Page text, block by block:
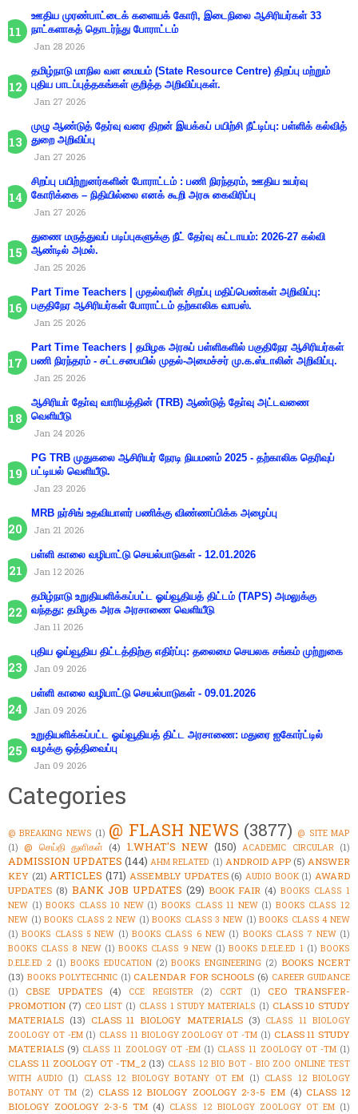
ஊதிய முரண்பாட்டைக் களையக் கோரி, இடைநிலை ஆசிரியர்கள் 33
நாட்களாகத் தொடர்ந்து போராட்டம்
Jan 28 2026
தமிழ்நாடு மாநில வள மையம் (State Resource Centre) திறப்பு மற்றும்
புதிய பாடப்புத்தகங்கள் குறித்த அறிவிப்புகள்.
Jan 27 2026
முழு ஆண்டுத் தேர்வு வரை திறன் இயக்கப் பயிற்சி நீட்டிப்பு: பள்ளிக் கல்வித்
துறை அறிவிப்பு
Jan 27 2026
சிறப்பு பயிற்றுனர்களின் போராட்டம் : பணி நிரந்தரம், ஊதிய உயர்வு
கோரிக்கை – நிதியில்லை எனக் கூறி அரசு கைவிரிப்பு
Jan 27 2026
துணை மருத்துவப் படிப்புகளுக்கு நீட் தேர்வு கட்டாயம்: 2026-27 கல்வி
ஆண்டில் அமல்.
Jan 25 2026
Part Time Teachers | முதல்வரின் சிறப்பு மதிப்பெண்கள் அறிவிப்பு:
பகுதிநேர ஆசிரியர்கள் போராட்டம் தற்காலிக வாபஸ்.
Jan 25 2026
Part Time Teachers | தமிழக அரசுப் பள்ளிகளில் பகுதிநேர ஆசிரியர்கள்
பணி நிரந்தரம் - சட்டசபையில் முதல்-அமைச்சர் மு.க.ஸ்டாலின் அறிவிப்பு.
Jan 25 2026
ஆசிரியா் தோ்வு வாரியத்தின் (TRB) ஆண்டுத் தோ்வு அட்டவணை
வெளியீடு
Jan 24 2026
PG TRB முதுகலை ஆசிரியர் நேரடி நியமனம் 2025 - தற்காலிக தெரிவுப்
பட்டியல் வெளியீடு.
Jan 23 2026
MRB நர்சிங் உதவியாளர் பணிக்கு விண்ணப்பிக்க அழைப்பு
Jan 21 2026
பள்ளி காலை வழிபாட்டு செயல்பாடுகள் - 12.01.2026
Jan 12 2026
தமிழ்நாடு உறுதியளிக்கப்பட்ட ஓய்வூதியத் திட்டம் (TAPS) அமலுக்கு
வந்தது: தமிழக அரசு அரசாணை வெளியீடு
Jan 11 2026
புதிய ஓய்வூதிய திட்டத்திற்கு எதிர்ப்பு: தலைமை செயலக சங்கம் முற்றுகை
Jan 09 2026
பள்ளி காலை வழிபாட்டு செயல்பாடுகள் - 09.01.2026
Jan 09 2026
உறுதியளிக்கப்பட்ட ஓய்வூதியத் திட்ட அரசாணை: மதுரை ஐகோர்ட்டில்
வழக்கு ஒத்திவைப்பு
Jan 09 2026
Categories
@ BREAKING NEWS (1) @ FLASH NEWS (3877) @ SITE MAP
(1) @ செய்தி துளிகள் (4) 1.WHAT'S NEW (150) ACADEMIC CIRCULAR (1)
ADMISSION UPDATES (144) AHM RELATED (1) ANDROID APP (5) ANSWER
KEY (21) ARTICLES (171) ASSEMBLY UPDATES (6) AUDIO BOOK (1) AWARD
UPDATES (8) BANK JOB UPDATES (29) BOOK FAIR (4) BOOKS CLASS 1
NEW (1) BOOKS CLASS 10 NEW (1) BOOKS CLASS 11 NEW (1) BOOKS CLASS 12
NEW (1) BOOKS CLASS 2 NEW (1) BOOKS CLASS 3 NEW (1) BOOKS CLASS 4 NEW
(1) BOOKS CLASS 5 NEW (1) BOOKS CLASS 6 NEW (1) BOOKS CLASS 7 NEW (1)
BOOKS CLASS 8 NEW (1) BOOKS CLASS 9 NEW (1) BOOKS D.ELE.ED 1 (1) BOOKS
D.ELE.ED 2 (1) BOOKS EDUCATION (2) BOOKS ENGINEERING (2) BOOKS NCERT
(13) BOOKS POLYTECHNIC (1) CALENDAR FOR SCHOOLS (6) CAREER GUIDANCE
(1)
CBSE UPDATES (4) CCE REGISTER (2) CCRT (1)
CEO TRANSFER-
PROMOTION (7) CEO LIST (1) CLASS 1 STUDY MATERIALS (1) CLASS 10 STUDY
MATERIALS (13) CLASS 11 BIOLOGY MATERIALS (3) CLASS 11 BIOLOGY
ZOOLOGY OT -EM (1) CLASS 11 BIOLOGY ZOOLOGY OT -TM (1) CLASS 11 STUDY
MATERIALS (9) CLASS 11 ZOOLOGY OT -EM (1) CLASS 11 ZOOLOGY OT -TM (1)
CLASS 11 ZOOLOGY OT -TM_2 (13) CLASS 12 BIO BOT - BIO ZOO ONLINE TEST
WITH AUDIO (1) CLASS 12 BIOLOGY BOTANY OT EM (1) CLASS 12 BIOLOGY
BOTANY OT TM (2) CLASS 12 BIOLOGY ZOOLOGY 2-3-5 EM (4) CLASS 12
BIOLOGY ZOOLOGY 2-3-5 TM (4) CLASS 12 BIOLOGY ZOOLOGY OT EM (1)